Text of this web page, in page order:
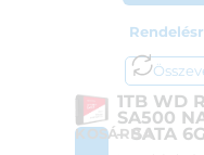
KOSÁRBA
1TB WD
SA500
– SATA